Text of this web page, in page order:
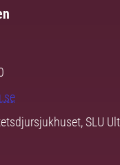
SLU